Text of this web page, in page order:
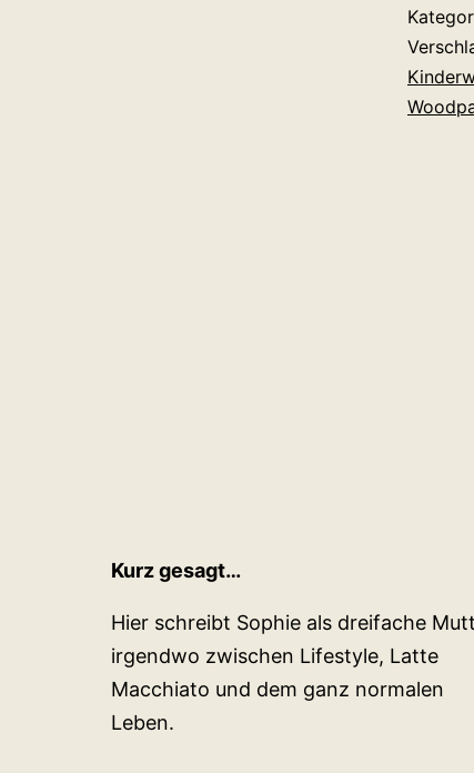
Kurz gesagt…
Hier schreibt Sophie als dreifache
irgendwo zwischen Lifestyle, Latte
Macchiato und dem ganz normalen
Leben.